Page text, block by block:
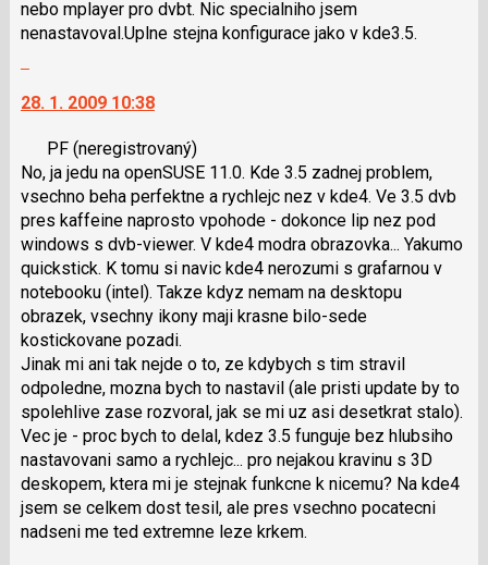
pro
předchozí
i
klávesy
následující
P
pro
předchozí
nový
názor
nebo mplayer pro dvbt. Nic specialniho jsem
nenastavoval.Uplne stejna konfigurace jako v kde3.5.
další
názor.
K
navigaci
lze
použít
i
klávesy
N
pro
následující
a
P
pro
předchozí
nový
názor
28. 1. 2009 10:38
PF (neregistrovaný)
No, ja jedu na openSUSE 11.0. Kde 3.5 zadnej problem,
vsechno beha perfektne a rychlejc nez v kde4. Ve 3.5 dvb
pres kaffeine naprosto vpohode - dokonce lip nez pod
windows s dvb-viewer. V kde4 modra obrazovka... Yakumo
quickstick. K tomu si navic kde4 nerozumi s grafarnou v
notebooku (intel). Takze kdyz nemam na desktopu
obrazek, vsechny ikony maji krasne bilo-sede
kostickovane pozadi.
Jinak mi ani tak nejde o to, ze kdybych s tim stravil
odpoledne, mozna bych to nastavil (ale pristi update by to
spolehlive zase rozvoral, jak se mi uz asi desetkrat stalo).
Vec je - proc bych to delal, kdez 3.5 funguje bez hlubsiho
nastavovani samo a rychlejc... pro nejakou kravinu s 3D
deskopem, ktera mi je stejnak funkcne k nicemu? Na kde4
jsem se celkem dost tesil, ale pres vsechno pocatecni
nadseni me ted extremne leze krkem.